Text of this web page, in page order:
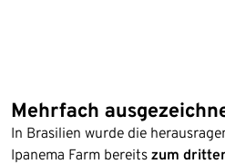
Mehrfach
In Brasilien wurde die
Ipanema Farm bereits zum